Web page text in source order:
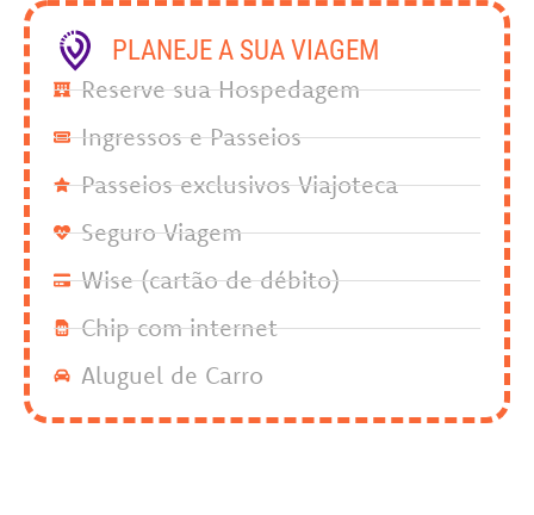
PLANEJE A SUA VIAGEM
Reserve sua Hospedagem
Ingressos e Passeios
Passeios exclusivos Viajoteca
Seguro Viagem
Wise (cartão de débito)
Chip com internet
Aluguel de Carro